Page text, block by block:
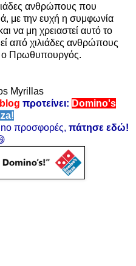
ανθρώπους που
με την ευχή η συμφωνία
να μη χρειαστεί αυτό το
από χιλιάδες ανθρώπους
ο Πρωθυπουργός.
Myrillas
blog προτείνει: Domino's
προσφορές, πάτησε εδώ!